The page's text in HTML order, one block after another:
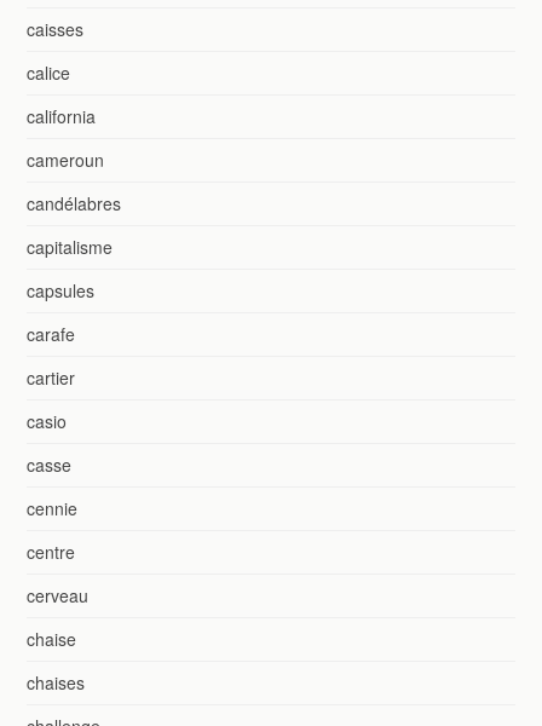
caisses
calice
california
cameroun
candélabres
capitalisme
capsules
carafe
cartier
casio
casse
cennie
centre
cerveau
chaise
chaises